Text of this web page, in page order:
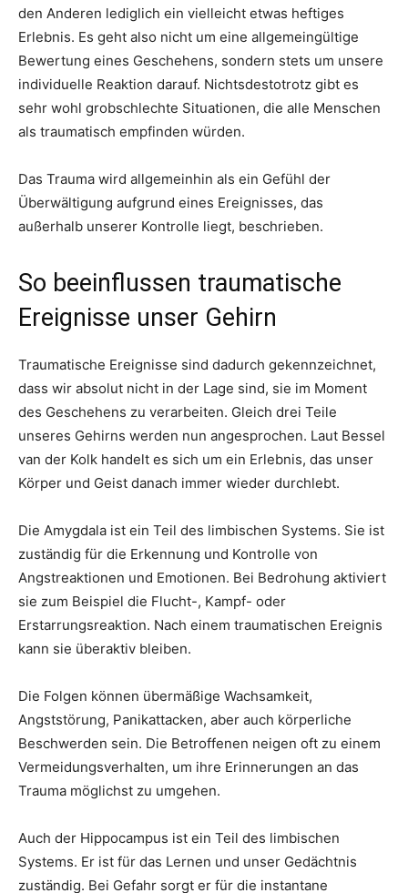
den Anderen lediglich ein vielleicht etwas heftiges
Erlebnis. Es geht also nicht um eine allgemeingültige
Bewertung eines Geschehens, sondern stets um unsere
individuelle Reaktion darauf. Nichtsdestotrotz gibt es
sehr wohl grobschlechte Situationen, die alle Menschen
als traumatisch empfinden würden.
Das Trauma wird allgemeinhin als ein Gefühl der
Überwältigung aufgrund eines Ereignisses, das
außerhalb unserer Kontrolle liegt, beschrieben.
So beeinflussen traumatische
Ereignisse unser Gehirn
Traumatische Ereignisse sind dadurch gekennzeichnet,
dass wir absolut nicht in der Lage sind, sie im Moment
des Geschehens zu verarbeiten. Gleich drei Teile
unseres Gehirns werden nun angesprochen. Laut Bessel
van der Kolk handelt es sich um ein Erlebnis, das unser
Körper und Geist danach immer wieder durchlebt.
Die Amygdala ist ein Teil des limbischen Systems. Sie ist
zuständig für die Erkennung und Kontrolle von
Angstreaktionen und Emotionen. Bei Bedrohung aktiviert
sie zum Beispiel die Flucht-, Kampf- oder
Erstarrungsreaktion. Nach einem traumatischen Ereignis
kann sie überaktiv bleiben.
Die Folgen können übermäßige Wachsamkeit,
Angststörung, Panikattacken, aber auch körperliche
Beschwerden sein. Die Betroffenen neigen oft zu einem
Vermeidungsverhalten, um ihre Erinnerungen an das
Trauma möglichst zu umgehen.
Auch der Hippocampus ist ein Teil des limbischen
Systems. Er ist für das Lernen und unser Gedächtnis
zuständig. Bei Gefahr sorgt er für die instantane